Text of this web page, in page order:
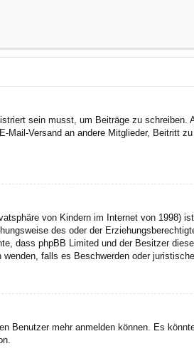
sein musst, um Beiträge zu
Versand an andere Mitglieder, Beitritt
von Kindern im Internet von 1998)
des oder der
dass phpBB Limited und der Besitzer
falls es Beschwerden oder
mehr anmelden können. Es